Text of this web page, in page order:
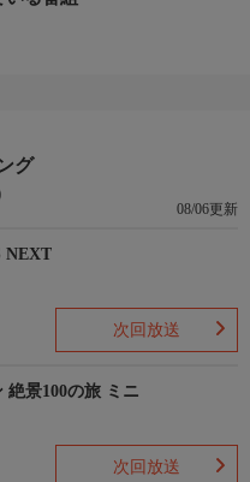
グ
08/06更新
NEXT
次回放送
絶景100の旅 ミニ
次回放送